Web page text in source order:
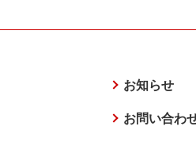
お知らせ
お問い合わ